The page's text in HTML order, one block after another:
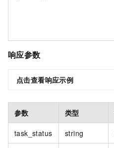
响应参数
点击查看响应示例
参数 类型
task_status string